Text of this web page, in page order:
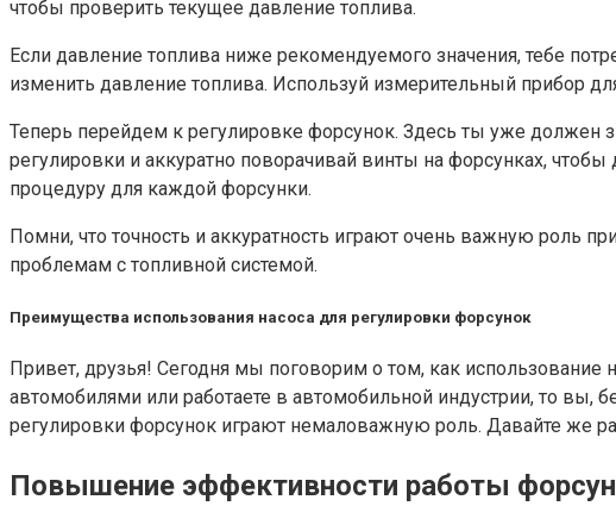
чтобы проверить текущее давление топлива.
Если давление топлива ниже рекомендуемого значения, тебе
изменить давление топлива. Используй измерительный прибор
Теперь перейдем к регулировке форсунок. Здесь ты уже должен
регулировки и аккуратно поворачивай винты на форсунках,
процедуру для каждой форсунки.
Помни, что точность и аккуратность играют очень важную роль
проблемам с топливной системой.
Преимущества использования насоса для регулировки форсунок
Привет, друзья! Сегодня мы поговорим о том, как
автомобилями или работаете в автомобильной индустрии, то
регулировки форсунок играют немаловажную роль. Давайте же
Повышение эффективности работы